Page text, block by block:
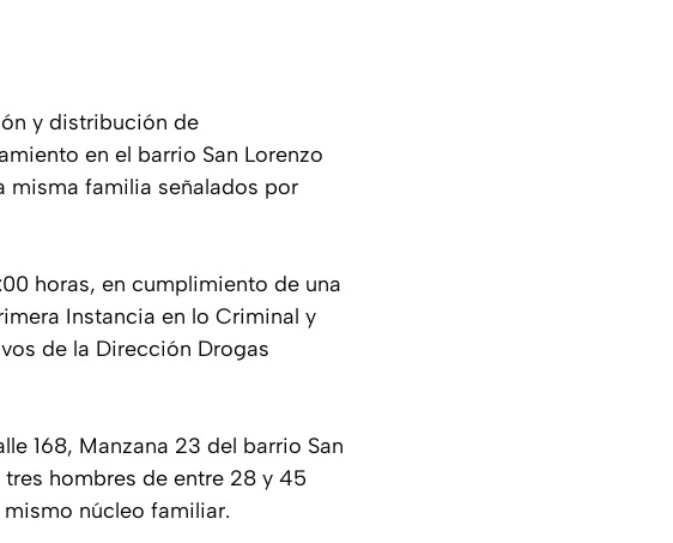
y distribución de
en el barrio San Lorenzo
misma familia señalados por
horas, en cumplimiento de una
Instancia en lo Criminal y
de la Dirección Drogas
168, Manzana 23 del barrio San
hombres de entre 28 y 45
núcleo familiar.